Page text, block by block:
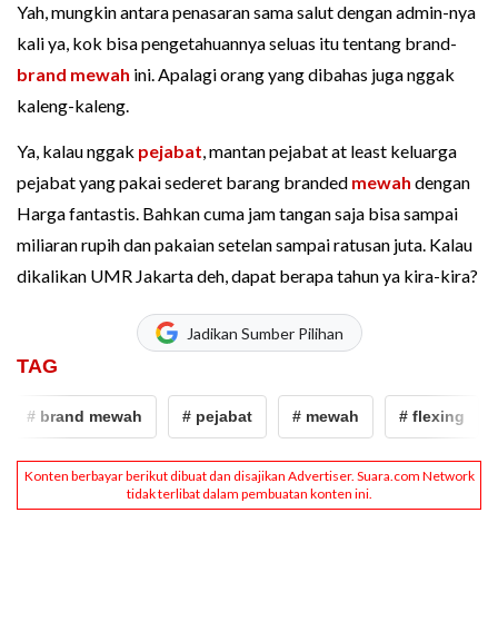
Yah, mungkin antara penasaran sama salut dengan admin-nya
kali ya, kok bisa pengetahuannya seluas itu tentang brand-
brand mewah ini. Apalagi orang yang dibahas juga nggak
kaleng-kaleng.
Ya, kalau nggak pejabat, mantan pejabat at least keluarga
pejabat yang pakai sederet barang branded mewah dengan
Harga fantastis. Bahkan cuma jam tangan saja bisa sampai
miliaran rupih dan pakaian setelan sampai ratusan juta. Kalau
dikalikan UMR Jakarta deh, dapat berapa tahun ya kira-kira?
Jadikan Sumber Pilihan
TAG
# brand mewah # pejabat # mewah # flexing